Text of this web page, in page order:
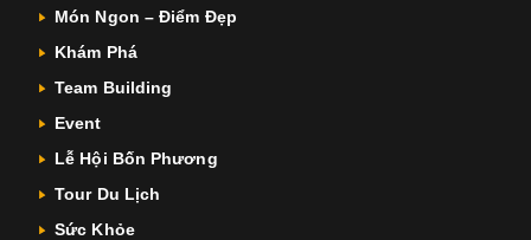
Món Ngon – Điểm Đẹp
Khám Phá
Team Building
Event
Lễ Hội Bốn Phương
Tour Du Lịch
Sức Khỏe